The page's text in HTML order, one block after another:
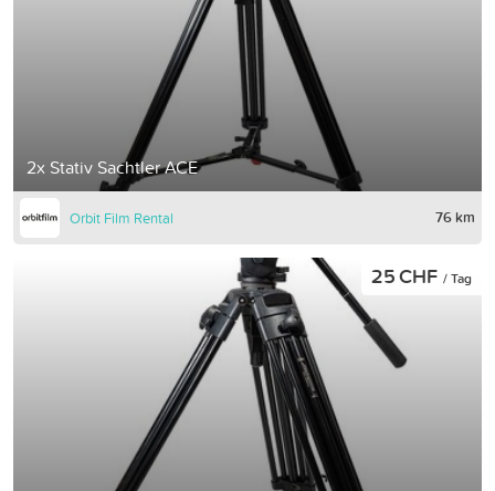
2x Stativ Sachtler ACE
Orbit Film Rental 76 km
25 CHF / Tag